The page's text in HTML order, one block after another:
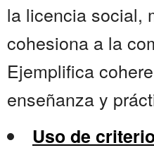
la licencia social,
cohesiona a la
Ejemplifica
enseñanza y
Uso de